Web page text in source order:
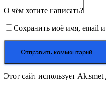
О чём хотите написать?
Сохранить моё имя, email
Этот сайт использует